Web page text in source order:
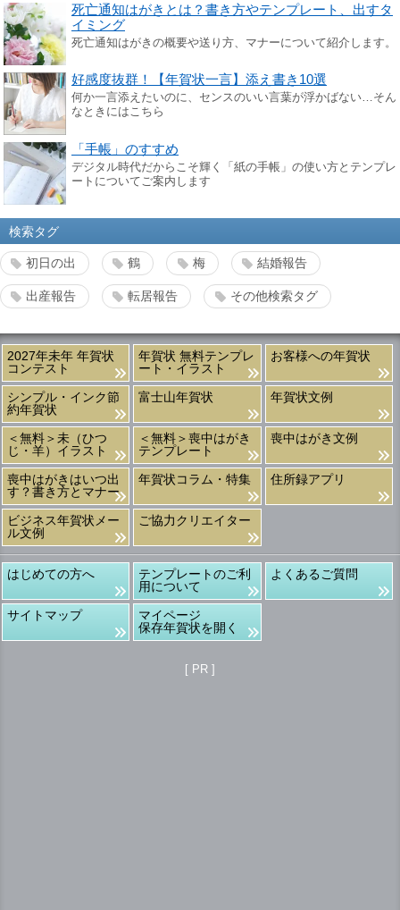
死亡通知はがきとは？書き方やテンプレート、出すタ
イミング
死亡通知はがきの概要や送り方、マナーについて紹介します。
好感度抜群！【年賀状一言】添え書き10選
何か一言添えたいのに、センスのいい言葉が浮かばない…そん
なときにはこちら
「手帳」のすすめ
デジタル時代だからこそ輝く「紙の手帳」の使い方とテンプレ
ートについてご案内します
検索タグ
初日の出 鶴 梅 結婚報告
出産報告 転居報告 その他検索タグ
2027年未年 年賀状
コンテスト
年賀状 無料テンプレ
ート・イラスト
お客様への年賀状
シンプル・インク節
約年賀状
富士山年賀状 年賀状文例
＜無料＞未（ひつ
じ・羊）イラスト
＜無料＞喪中はがき
テンプレート
喪中はがき文例
喪中はがきはいつ出
す？書き方とマナー
年賀状コラム・特集 住所録アプリ
ビジネス年賀状メー
ル文例
ご協力クリエイター
はじめての方へ
テンプレートのご利
用について
よくあるご質問
サイトマップ
マイページ
保存年賀状を開く
[ PR ]